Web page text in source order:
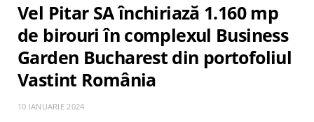
k a
m
Vel Pitar SA închiriază 1.160 mp
de birouri în complexul Business
Garden Bucharest din portofoliul
Vastint România
10 IANUARIE 2024